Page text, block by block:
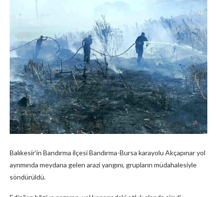
Balıkesir’in Bandırma ilçesi Bandırma-Bursa karayolu Akçapınar yol
ayrımında meydana gelen arazi yangını, grupların müdahalesiyle
söndürüldü.